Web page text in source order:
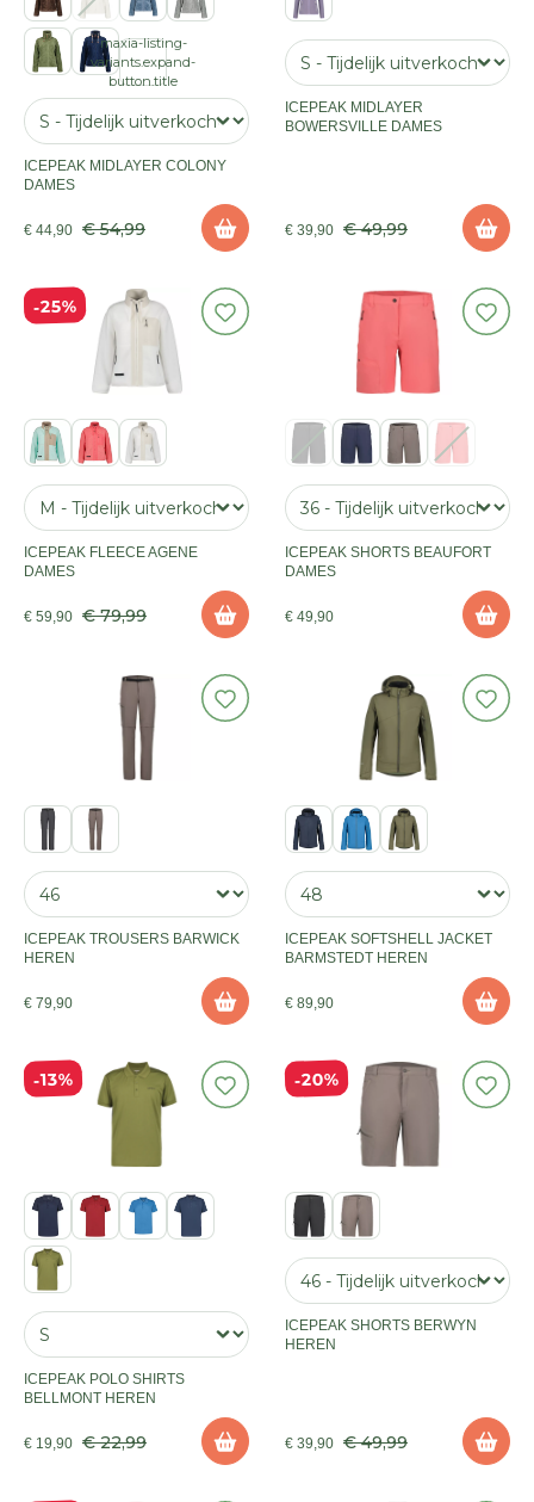
maxia-listing-
variants.expand-
button.title
ICEPEAK MIDLAYER COLONY
DAMES
€ 44,90 € 54,99
ICEPEAK MIDLAYER
BOWERSVILLE DAMES
€ 39,90 € 49,99
25%
ICEPEAK FLEECE AGENE
DAMES
€ 59,90 € 79,99
ICEPEAK SHORTS BEAUFORT
DAMES
€ 49,90
ICEPEAK TROUSERS BARWICK
HEREN
€ 79,90
ICEPEAK SOFTSHELL JACKET
BARMSTEDT HEREN
€ 89,90
13%
ICEPEAK POLO SHIRTS
BELLMONT HEREN
€ 19,90 € 22,99
20%
ICEPEAK SHORTS BERWYN
HEREN
€ 39,90 € 49,99